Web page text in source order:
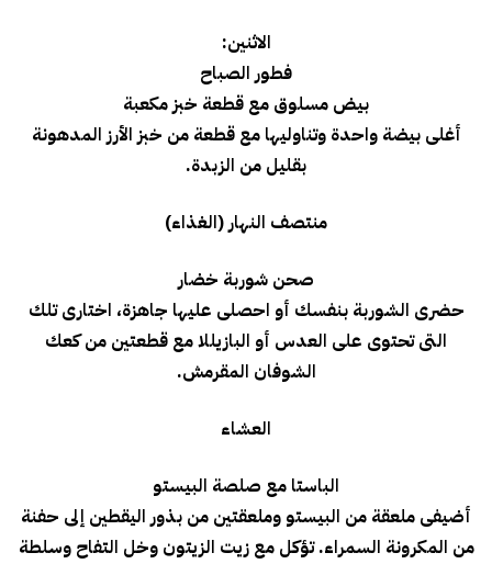
الاثنين:
فطور الصباح
بيض مسلوق مع قطعة خبز مكعبة
أغلى بيضة واحدة وتناوليها مع قطعة من خبز الأرز المدهونة
بقليل من الزبدة.
منتصف النهار (الغذاء)
صحن شوربة خضار
حضرى الشوربة بنفسك أو احصلى عليها جاهزة، اختارى تلك
التى تحتوى على العدس أو البازيللا مع قطعتين من كعك
الشوفان المقرمش.
العشاء
الباستا مع صلصة البيستو
أضيفى ملعقة من البيستو وملعقتين من بذور اليقطين إلى حفنة
من المكرونة السمراء. تؤكل مع زيت الزيتون وخل التفاح وسلطة